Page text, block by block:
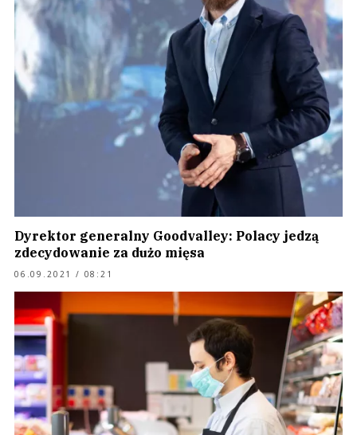
Dyrektor generalny Goodvalley: Polacy jedzą
zdecydowanie za dużo mięsa
06.09.2021 / 08:21